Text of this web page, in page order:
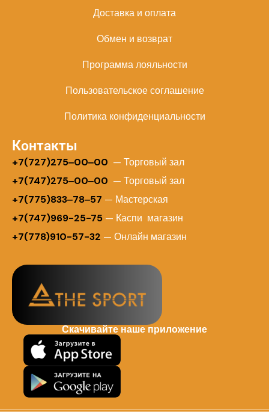
Доставка и оплата
Обмен и возврат
Программа лояльности
Пользовательское соглашение
Политика конфиденциальности
Контакты
+7(727)275‒00‒00 — Торговый зал
+7(747)275‒00‒00 — Торговый зал
+7(775)833‒78‒57 — Мастерская
+7(747)969-25-75 — Каспи магазин
+7(778)910-57-32 — Онлайн магазин
Скачивайте наше приложение